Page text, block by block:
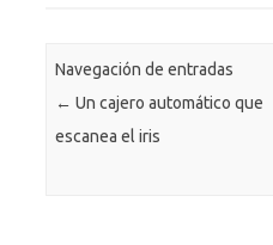
Navegación de entradas
← Un cajero automático que
escanea el iris